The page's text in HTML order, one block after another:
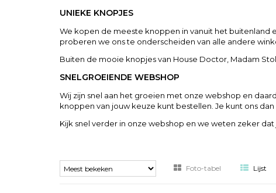
UNIEKE KNOPJES
We kopen de meeste knoppen in vanuit het buitenland
proberen we ons te onderscheiden van alle andere
Buiten de mooie knopjes van House Doctor, Madam
SNELGROEIENDE WEBSHOP
Wij zijn snel aan het groeien met onze webshop en
knoppen van jouw keuze kunt bestellen. Je kunt ons
Kijk snel verder in onze webshop en we weten zeker
Foto-tabel Lijst